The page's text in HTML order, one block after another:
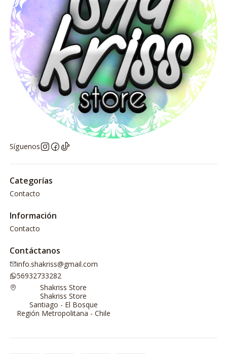
Síguenos
Categorías
Contacto
Información
Contacto
Contáctanos
info.shakriss@gmail.com
56932733282
Shakriss Store
Shakriss Store
Santiago - El Bosque
Región Metropolitana - Chile